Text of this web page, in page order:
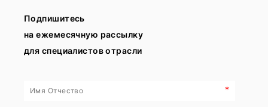
Подпишитесь
на ежемесячную рассылку
для специалистов отрасли
*